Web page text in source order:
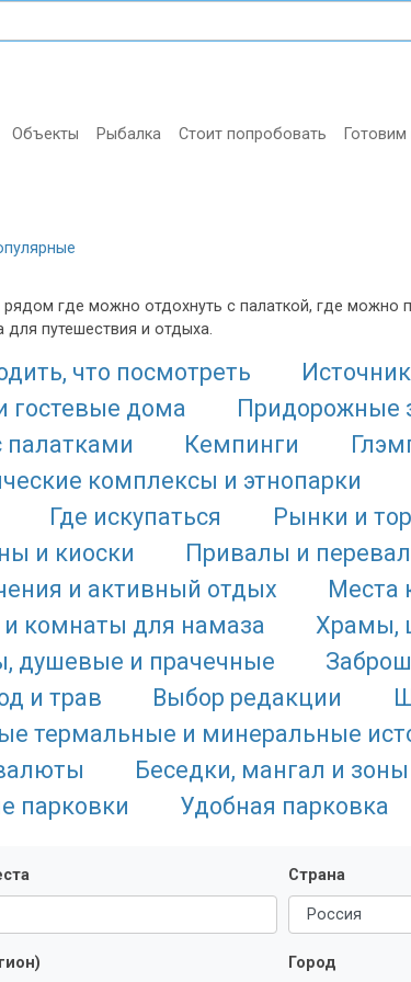
Объекты Рыбалка Стоит попробовать
где можно отдохнуть с палаткой, где можно
для путешествия и отдыха.
что посмотреть
гостевые дома
Придорожные
палатками
Кемпинги
комплексы и этнопарки
Где искупаться
Рынки и
и киоски
Привалы и
и активный отдых
Места
комнаты для намаза
Храмы,
душевые и прачечные
и трав
Выбор редакции
термальные и минеральные
Беседки, мангал и
парковки
Удобная парковка
Страна
Город